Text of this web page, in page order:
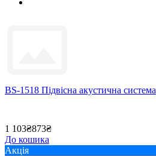
BS-1518 Підвісна акустична система
1 103₴873₴
До кошика
Акція